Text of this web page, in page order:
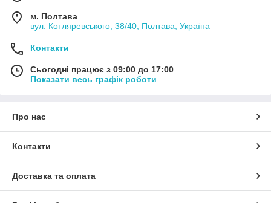
м. Полтава
вул. Котляревського, 38/40, Полтава, Україна
Контакти
Сьогодні працює з 09:00 до 17:00
Показати весь графік роботи
Про нас
Контакти
Доставка та оплата